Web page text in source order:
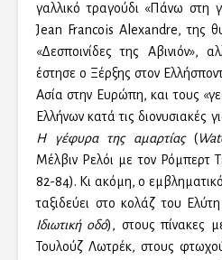
γαλλικό τραγούδι «Πάνω στη
Jean Francois Alexandre, της
«Δεσποινίδες της
έστησε ο Ξέρξης στον
Ασία στην Ευρώπη, και τους
Ελλήνων κατά τις διονυσιακές
Η γέφυρα της αμαρτίας(
Μέλβιν Ρελόι με τον Ρόμπερτ
82-84). Κι ακόμη, ο
ταξιδεύει στο κολάζ του
Ιδιωτική οδό), στους πίνακες
Τουλούζ Λωτρέκ, στους